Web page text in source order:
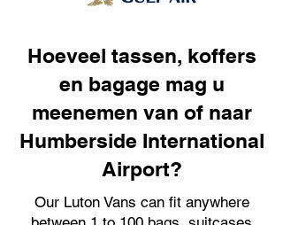
Hoeveel tassen, koffers
en bagage mag u
meenemen van of naar
Humberside International
Airport?
Our Luton Vans can fit anywhere